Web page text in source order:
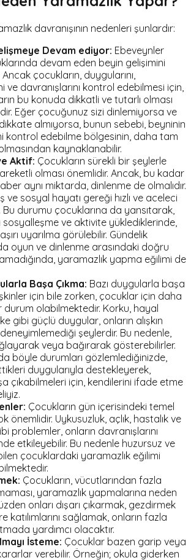
davranışının nedenleri şunlardır:
Devam ediyor: Ebeveynler
devam eden beyin gelişimini
çocukların, duygularını,
ve davranışlarını kontrol edebilmesi için,
bu konuda dikkatli ve tutarlı olması
Eğer çocuğunuz sizi dinlemiyorsa ve
dikkate almıyorsa, bunun sebebi, beyninin
kontrol edebilme bölgesinin, daha tam
kaynaklanabilir.
Aktif: Çocukların sürekli bir şeylerle
olması önemlidir. Ancak, bu kadar
aynı miktarda, dinlenme de olmalıdır.
ve sosyal hayatı gereği hızlı ve aceleci
durumu çocuklarına da yansıtarak,
ve aktivite yüklediklerinde,
uyarılma görülebilir. Gündelik
oyun ve dinlenme arasındaki doğru
yaramazlık yapma eğilimi de
Başa Çıkma: Bazı duygularla başa
için bile zorken, çocuklar için daha
durum olabilmektedir. Korku, hayal
gibi güçlü duygular, onların alışkın
deneyimlemediği şeylerdir. Bu nedenle,
veya bağırarak gösterebilirler.
böyle durumları gözlemlediğinizde,
duygularıyla destekleyerek,
çıkabilmeleri için, kendilerini ifade etme
Çocukların gün içerisindeki temel
önemlidir. Uykusuzluk, açlık, hastalık ve
problemler, onların davranışlarını
etkileyebilir. Bu nedenle huzursuz ve
çocuklardaki yaramazlık eğilimi
Çocukların, vücutlarından fazla
yaramazlık yapmalarına neden
onları dışarı çıkarmak, gezdirmek
katılımlarını sağlamak, onların fazla
yardımcı olacaktır.
İsteme: Çocuklar bazen garip veya
verebilir. Örneğin; okula giderken